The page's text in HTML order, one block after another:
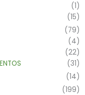
(1)
(15)
(79)
(4)
(22)
(31)
(14)
(199)